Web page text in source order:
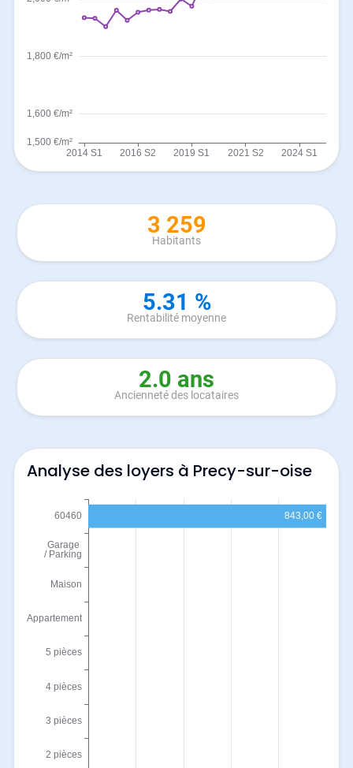
3 259
Habitants
5.31 %
Rentabilité moyenne
2.0 ans
Ancienneté des locataires
Analyse des loyers à Precy-sur-oise